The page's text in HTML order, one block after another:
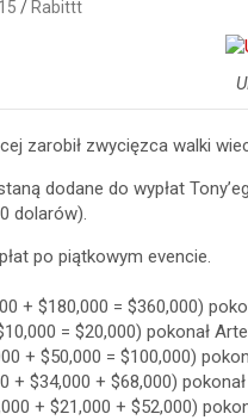
Rabittt
zarobił zwycięzca walki
dodane do wypłat
dolarów).
po piątkowym evencie.
+ $180,000 = $360,000)
= $20,000) pokonał
+ $50,000 = $100,000)
+ $34,000 + $68,000)
+ $21,000 + $52,000)